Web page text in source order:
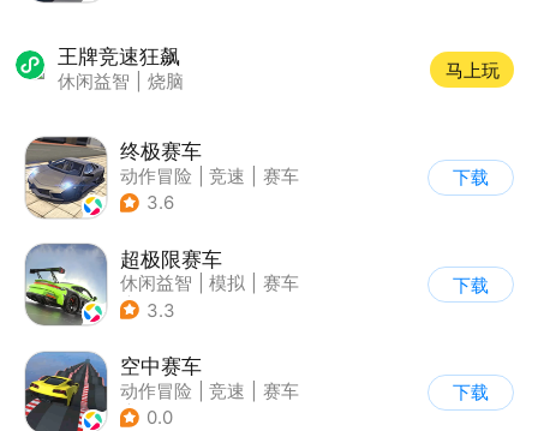
王牌竞速狂飙
休闲益智 烧脑
马上玩
终极赛车
动作冒险 竞速
赛车
3.6
下载
超极限赛车
休闲益智 模拟
赛车
| 漂移
3.3
下载
空中赛车
动作冒险 竞速
赛车
| 卡通
0.0
下载